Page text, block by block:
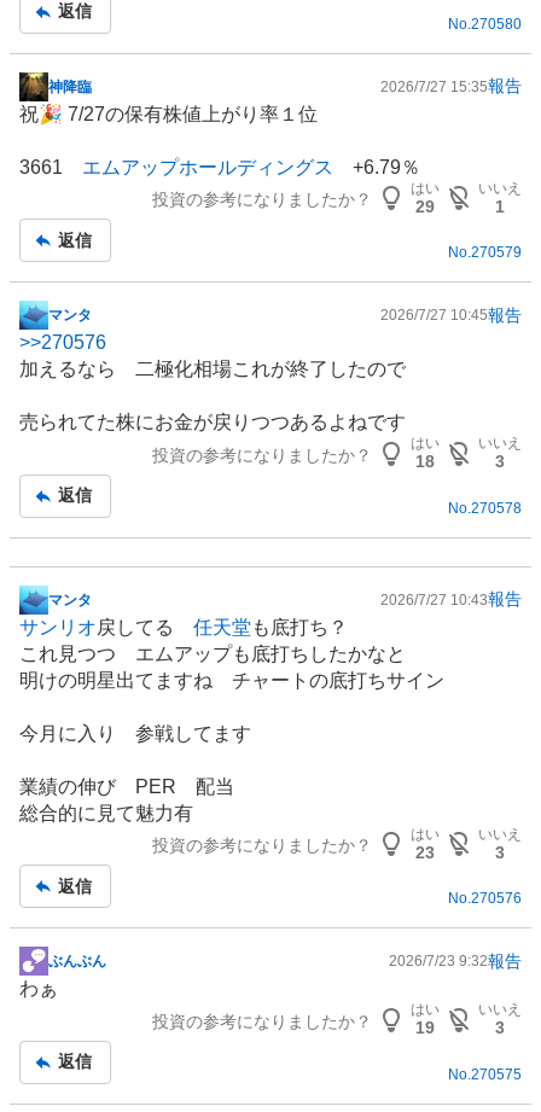
返信
No. 270580
掲
示
記
神降臨 2026/7/27 15:35報告
祝🎉 7/27の保有株値上がり率１位
3661 エムアップホールディングス +6.79％
投資の参考になりましたか？
はい
29
いいえ
1
返信
No.270579
掲
示
板
事
マンタ 2026/7/27 10:45報告
>>270576
加えるなら 二極化相場これが終了したので
売られてた株にお金が戻りつつあるよねです
投資の参考になりましたか？
はい
18
いいえ
3
返信
No. 270578
掲
示
板
記
マンタ 2026/7/27 10:43報告
サンリオ戻してる 任天堂 も底打ち？
これ見つつ エムアップも底打ちしたかなと
明けの明星出てますね チャートの底打ちサイン
今月に入り 参戦してます
業績の伸び PER 配当
総合的に見て魅力有
投資の参考になりましたか？
はい
23
いいえ
3
返信
No.270576
掲
示
事
ぶんぶん 2026/7/23 9:32報告
わぁ
投資の参考になりましたか？
はい
19
いいえ
3
返信
No. 270575